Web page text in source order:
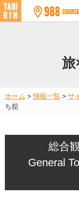
旅
ホーム >情報一覧 > サ
ち舘
総合
General